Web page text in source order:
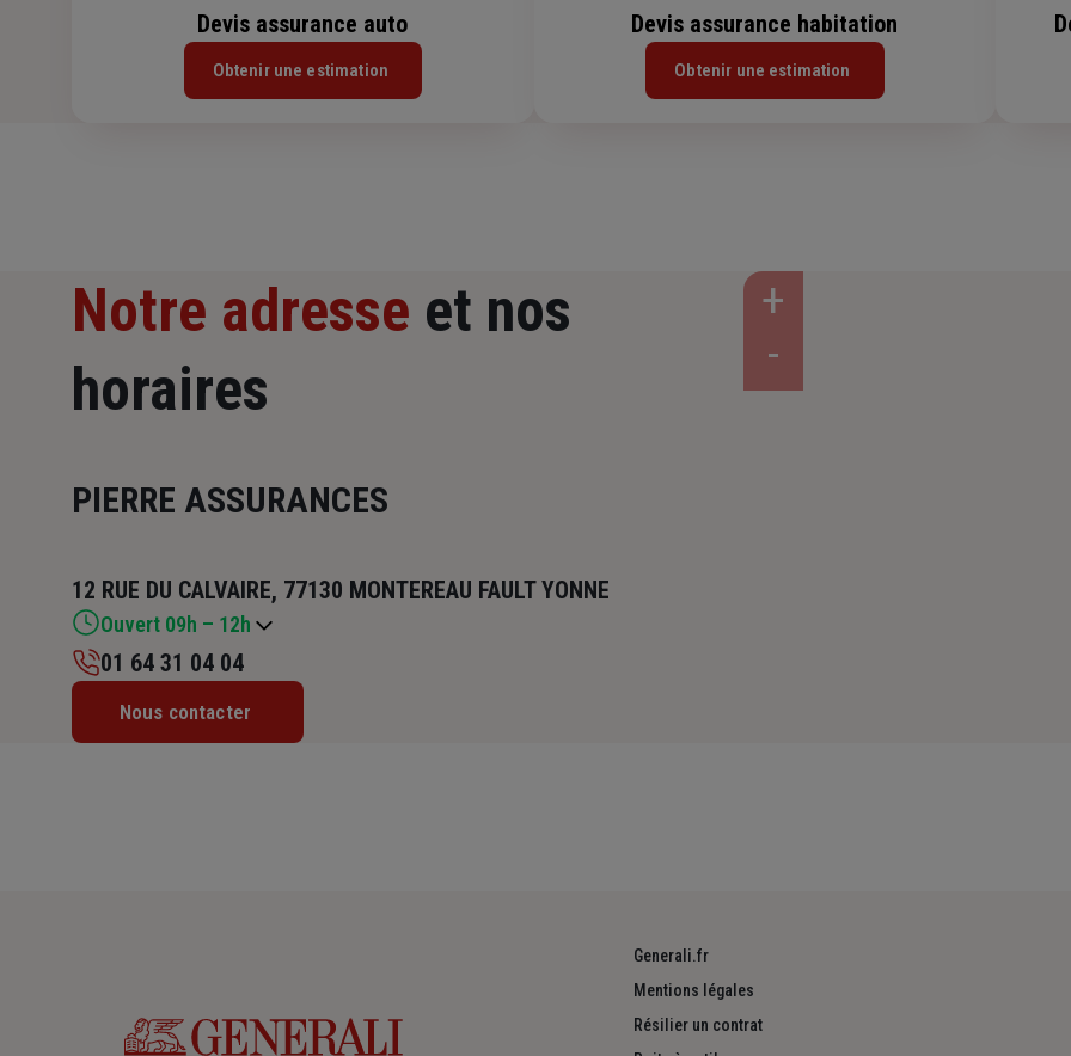
Devis assurance auto
Obtenir une estimation
Devis assurance habitation
Obtenir une estimation
Notre adresse et nos
horaires
PIERRE ASSURANCES
12 RUE DU CALVAIRE, 77130 MONTEREAU FAULT YONNE
Ouvert 09h – 12h
Mardi : 09h – 12h
01 64 31 04 04
Nous contacter
Generali.fr
Mentions légales
Résilier un contrat